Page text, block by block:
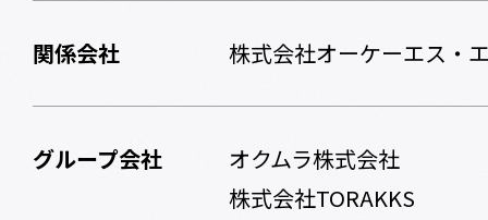
関係会社 株式会社オーケーエス・
グループ会社
オクムラ株式会社
株式会社TORAKKS